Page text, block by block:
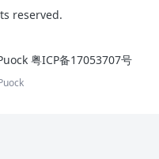
reserved.
粤ICP备17053707号